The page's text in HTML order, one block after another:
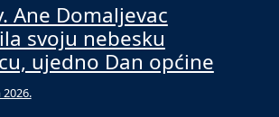
Ane Domaljevac
svoju nebesku
ujedno Dan općine